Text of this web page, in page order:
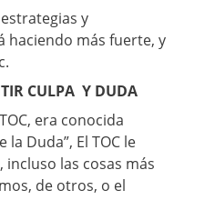
y
haciendo más fuerte, y
CULPA Y DUDA
era conocida
la Duda”, El TOC le
las cosas más
de otros, o el